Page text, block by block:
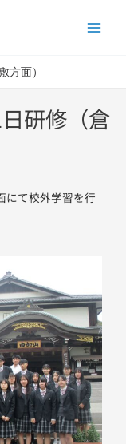
方面）
研修（倉
にて校外学習を行